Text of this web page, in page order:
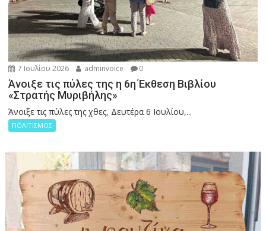
7 Ιουλίου 2026 adminvoice 0
Άνοιξε τις πύλες της η 6η Έκθεση Βιβλίου
«Στρατής Μυριβήλης»
Άνοιξε τις πύλες της χθες, Δευτέρα 6 Ιουλίου,...
ΠΟΛΙΤΙΣΜΟΣ